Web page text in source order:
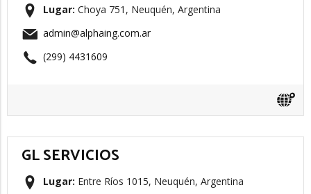
Lugar: Choya 751, Neuquén, Argentina
admin@alphaing.com.ar
(299) 4431609
GL SERVICIOS
Lugar: Entre Ríos 1015, Neuquén, Argentina